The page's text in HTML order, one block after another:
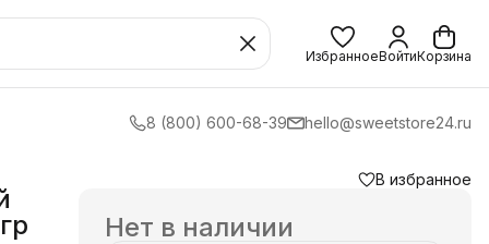
ИзбранноеВойтиКорзина
8 (800) 600-68-39 hello@sweetstore24.ru
В избранное
Нет в наличии